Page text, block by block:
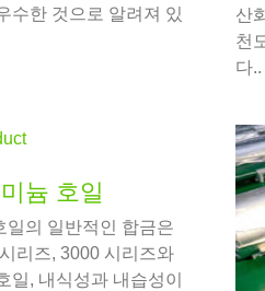
수한 것으로 알려져 있
산
천
다..
늄 호일
일의 일반적인 합금은
리즈, 3000 시리즈와
일, 내식성과 내습성이